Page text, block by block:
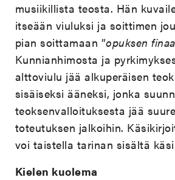
musiikillista teosta. Hän
itseään viuluksi ja soittimen
pian soittamaan ”opuksen
Kunnianhimosta ja
alttoviulu jää alkuperäisen
sisäiseksi ääneksi, jonka
teoksenvalloituksesta jää
toteutuksen jalkoihin.
voi taistella tarinan sisältä
Kielen kuolema